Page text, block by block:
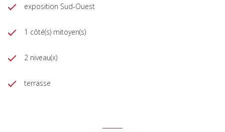
exposition Sud-Ouest
1 côté(s) mitoyen(s)
2 niveau(x)
terrasse